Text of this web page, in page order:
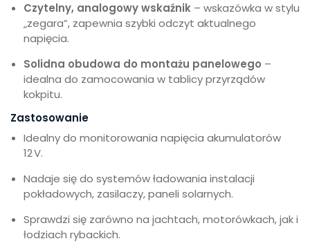
Czytelny, analogowy wskaźnik – wskazówka w stylu
„zegara”, zapewnia szybki odczyt aktualnego
napięcia.
Solidna obudowa do montażu panelowego –
idealna do zamocowania w tablicy przyrządów
kokpitu.
Zastosowanie
Idealny do monitorowania napięcia akumulatorów
12 V.
Nadaje się do systemów ładowania instalacji
pokładowych, zasilaczy, paneli solarnych.
Sprawdzi się zarówno na jachtach, motorówkach, jak i
łodziach rybackich.